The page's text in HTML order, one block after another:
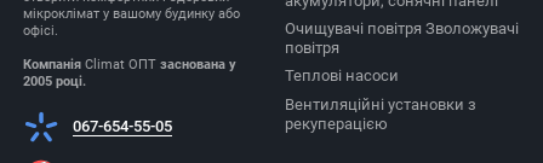
мікроклімат у вашому будинку або
офісі.
Компанія Climat ОПТзаснована у
2005 році.
067-654-55-05
Очищувачі повітря Зволожувачі
повітря
Теплові насоси
Вентиляційні установки з
рекуперацією